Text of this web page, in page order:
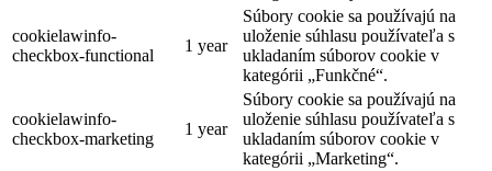
cookielawinfo-
checkbox-functional
1 year
Súbory cookie sa používajú na
uloženie súhlasu používateľa s
ukladaním súborov cookie v
kategórii „Funkčné“.
cookielawinfo-
checkbox-marketing
1 year
Súbory cookie sa používajú na
uloženie súhlasu používateľa s
ukladaním súborov cookie v
kategórii „Marketing“.